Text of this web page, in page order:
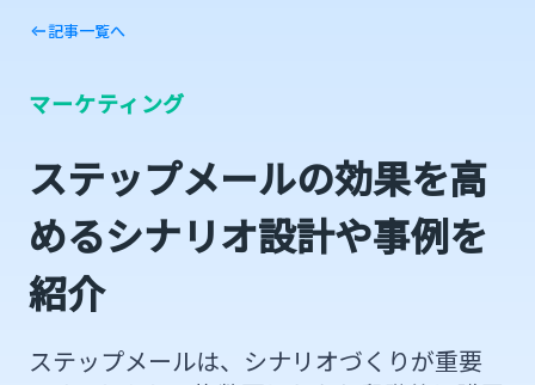
記事一覧へ
マーケティング
ステップメールの効果を高
めるシナリオ設計や事例を
紹介
ステップメールは、シナリオづくりが重要